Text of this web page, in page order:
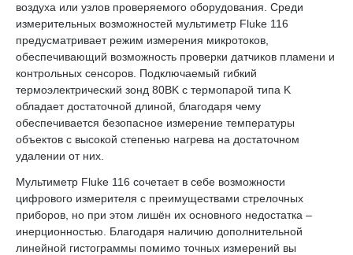
воздуха или узлов проверяемого оборудования. Среди
измерительных возможностей мультиметр Fluke 116
предусматривает режим измерения микротоков,
обеспечивающий возможность проверки датчиков пламени и
контрольных сенсоров. Подключаемый гибкий
термоэлектрический зонд 80BK с термопарой типа K
обладает достаточной длиной, благодаря чему
обеспечивается безопасное измерение температуры
объектов с высокой степенью нагрева на достаточном
удалении от них.
Мультиметр Fluke 116 сочетает в себе возможности
цифрового измерителя с преимуществами стрелочных
приборов, но при этом лишён их основного недостатка –
инерционностью. Благодаря наличию дополнительной
линейной гистограммы помимо точных измерений вы